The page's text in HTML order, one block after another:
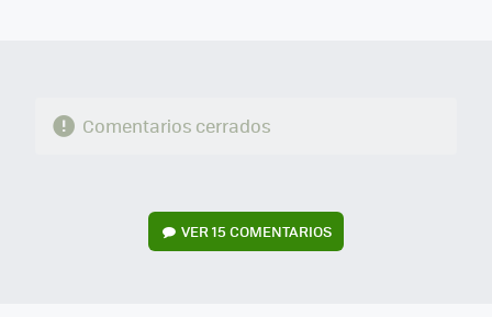
Comentarios cerrados
VER15 COMENTARIOS